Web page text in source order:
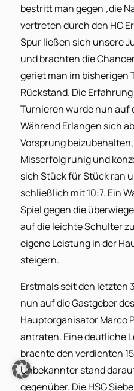
bestritt man gegen „die
vertreten durch den HC
Spur ließen sich unsere
und brachten die
geriet man im bisherigen
Rückstand. Die
Turnieren wurde nun auf
Während Erlangen sich
Vorsprung
Misserfolg ruhig und
sich Stück für Stück ran
schließlich mit 10:7. Ein
Spiel gegen die
auf die leichte Schulter
eigene Leistung in der
steigern.
Erstmals seit den letzten
nun auf die Gastgeber
Hauptorganisator Marco
antraten. Eine deutliche
brachte den verdienten
Unbekannter stand
gegenüber. Die HSG